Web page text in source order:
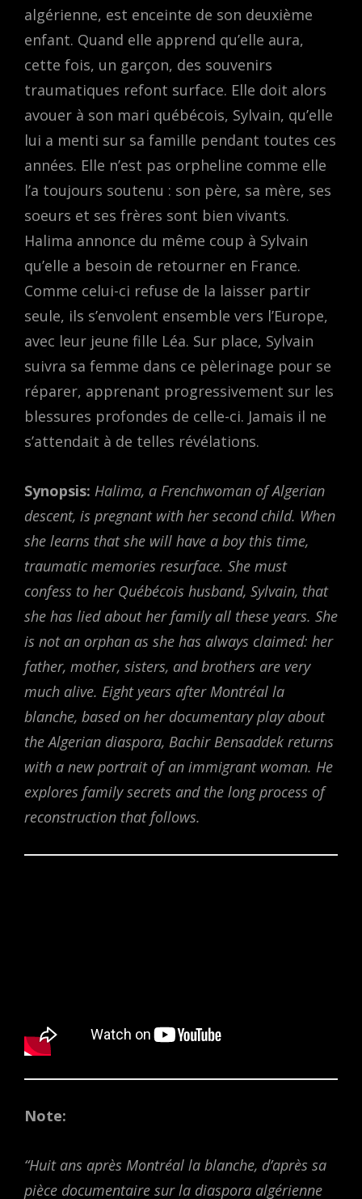
algérienne, est enceinte de son deuxième
enfant. Quand elle apprend qu’elle aura,
cette fois, un garçon, des souvenirs
traumatiques refont surface. Elle doit alors
avouer à son mari québécois, Sylvain, qu’elle
lui a menti sur sa famille pendant toutes ces
années. Elle n’est pas orpheline comme elle
l’a toujours soutenu : son père, sa mère, ses
soeurs et ses frères sont bien vivants.
Halima annonce du même coup à Sylvain
qu’elle a besoin de retourner en France.
Comme celui-ci refuse de la laisser partir
seule, ils s’envolent ensemble vers l’Europe,
avec leur jeune fille Léa. Sur place, Sylvain
suivra sa femme dans ce pèlerinage pour se
réparer, apprenant progressivement sur les
blessures profondes de celle-ci. Jamais il ne
s’attendait à de telles révélations.
Synopsis: Halima, a Frenchwoman of Algerian
descent, is pregnant with her second child. When
she learns that she will have a boy this time,
traumatic memories resurface. She must
confess to her Québécois husband, Sylvain, that
she has lied about her family all these years. She
is not an orphan as she has always claimed: her
father, mother, sisters, and brothers are very
much alive. Eight years after Montréal la
blanche, based on her documentary play about
the Algerian diaspora, Bachir Bensaddek returns
with a new portrait of an immigrant woman. He
explores family secrets and the long process of
reconstruction that follows.
Note:
“Huit ans après Montréal la blanche, d’après sa
pièce documentaire sur la diaspora algérienne